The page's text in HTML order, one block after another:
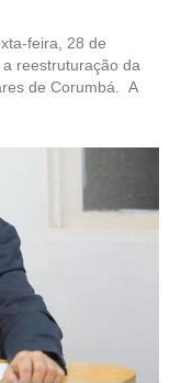
feira, 28 de
reestruturação da
de Corumbá. A